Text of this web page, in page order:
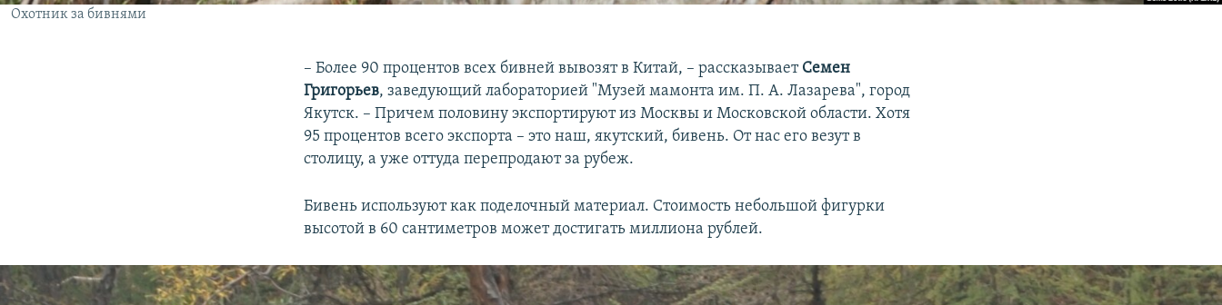
Охотник за бивнями
– Более 90 процентов всех бивней вывозят в Китай, – рассказывает Семен
Григорьев, заведующий лабораторией "Музей мамонта им. П. А. Лазарева", город
Якутск. – Причем половину экспортируют из Москвы и Московской области. Хотя
95 процентов всего экспорта – это наш, якутский, бивень. От нас его везут в
столицу, а уже оттуда перепродают за рубеж.
Бивень используют как поделочный материал. Стоимость небольшой фигурки
высотой в 60 сантиметров может достигать миллиона рублей.